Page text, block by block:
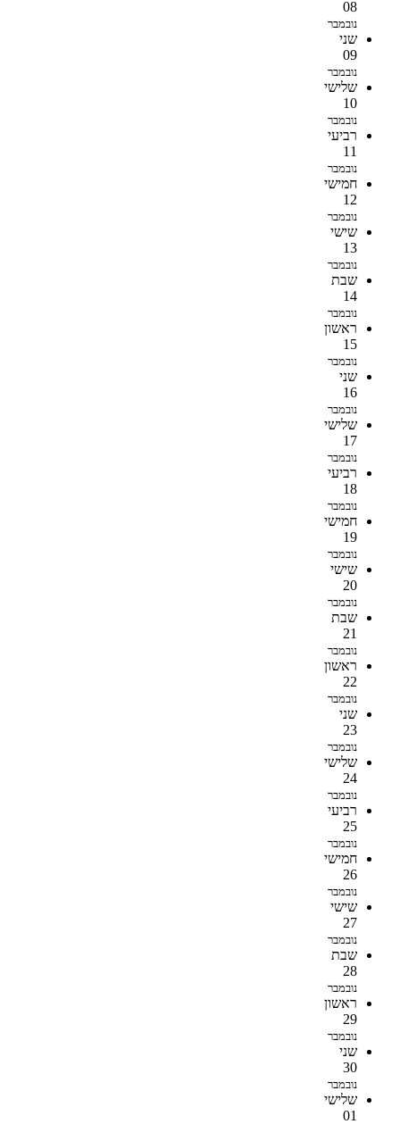
08
נובמבר
שני
09
נובמבר
שלישי
10
נובמבר
רביעי
11
נובמבר
חמישי
12
נובמבר
שישי
13
נובמבר
שבת
14
נובמבר
ראשון
15
נובמבר
שני
16
נובמבר
שלישי
17
נובמבר
רביעי
18
נובמבר
חמישי
19
נובמבר
שישי
20
נובמבר
שבת
21
נובמבר
ראשון
22
נובמבר
שני
23
נובמבר
שלישי
24
נובמבר
רביעי
25
נובמבר
חמישי
26
נובמבר
שישי
27
נובמבר
שבת
28
נובמבר
ראשון
29
נובמבר
שני
30
נובמבר
שלישי
01